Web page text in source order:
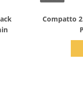
Compatto